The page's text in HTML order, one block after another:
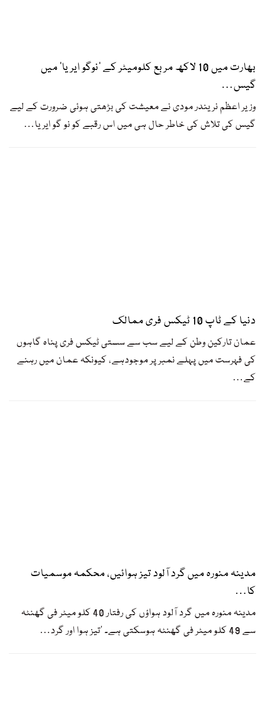
بھارت میں 10 لاکھ مربع کلومیٹر کے ’نوگو ایریا‘ میں
گیس…
وزیر اعظم نریندر مودی نے معیشت کی بڑھتی ہوئی ضرورت کے لیے
گیس کی تلاش کی خاطر حال ہی میں اس رقبے کو نو گو ایریا…
دنیا کے ٹاپ 10 ٹیکس فری ممالک
عمان تارکین وطن کے لیے سب سے سستی ٹیکس فری پناہ گاہوں
کی فہرست میں پہلے نمبر پر موجودہے، کیونکہ عمان میں رہنے
کے…
مدینہ منورہ میں گرد آلود تیز ہوائیں، محکمہ موسمیات
کا…
مدینہ منورہ میں گرد آلود ہواؤں کی رفتار 40 کلو میٹر فی گھنٹہ
سے 49 کلو میٹر فی گھنٹہ ہوسکتی ہے۔ ’تیز ہوا اور گرد
…